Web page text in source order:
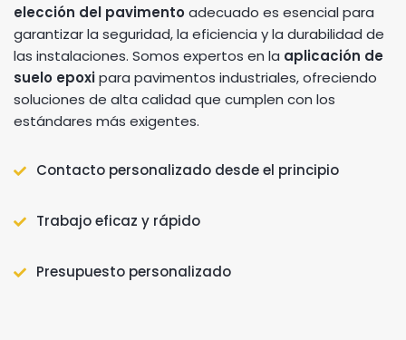
elección del pavimentoadecuado es esencial para
garantizar la seguridad, la eficiencia y la durabilidad de
las instalaciones. Somos expertos en la aplicación de
suelo epoxipara pavimentos industriales, ofreciendo
soluciones de alta calidad que cumplen con los
estándares más exigentes.
Contacto personalizado desde el principio
Trabajo eficaz y rápido
Presupuesto personalizado